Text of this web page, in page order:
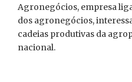
Agronegócios, empresa
dos agronegócios,
cadeias produtivas da
nacional.